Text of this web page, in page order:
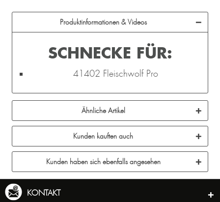
Produktinformationen & Videos
SCHNECKE FÜR:
41402 Fleischwolf Pro
Ähnliche Artikel
Kunden kauften auch
Kunden haben sich ebenfalls angesehen
KONTAKT